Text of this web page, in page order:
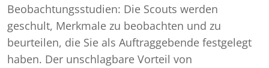
Beobachtungsstudien: Die Scouts werden
geschult, Merkmale zu beobachten und zu
beurteilen, die Sie als Auftraggebende festgelegt
haben. Der unschlagbare Vorteil von